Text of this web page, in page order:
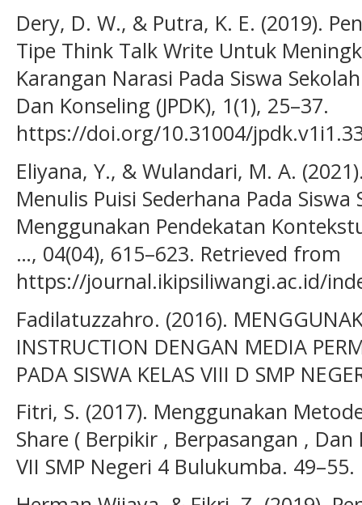
Dery, D. W., & Putra, K. E. (2019).
Tipe Think Talk Write Untuk
Karangan Narasi Pada Siswa
Dan Konseling (JPDK), 1(1), 25–37.
https://doi.org/10.31004/
Eliyana, Y., & Wulandari, M. A.
Menulis Puisi Sederhana Pada Siswa
Menggunakan Pendekatan
…, 04(04), 615–623. Retrieved from
https://journal.ikipsiliwangi.ac.id/
Fadilatuzzahro. (2016).
INSTRUCTION DENGAN MEDIA
PADA SISWA KELAS VIII D SMP
Fitri, S. (2017). Menggunakan
Share ( Berpikir , Berpasangan , Dan
VII SMP Negeri 4 Bulukumba. 49–55.